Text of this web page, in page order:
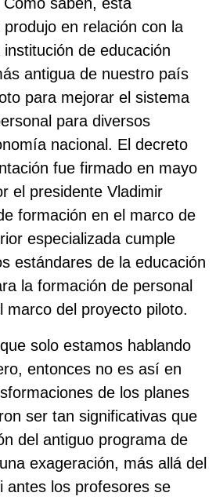
en relación con la
de educación
antigua de nuestro país
para mejorar el sistema
para diversos
nacional. El decreto
fue firmado en mayo
el presidente Vladimir
formación en el marco de
especializada cumple
estándares de la educación
la formación de personal
marco del proyecto piloto.
solo estamos hablando
entonces no es así en
de los planes
ser tan significativas que
del antiguo programa de
exageración, más allá del
antes los profesores se